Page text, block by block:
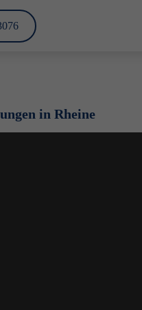
in Rheine